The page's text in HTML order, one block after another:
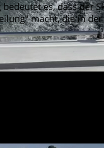
bedeutet es, dass der
macht, die in